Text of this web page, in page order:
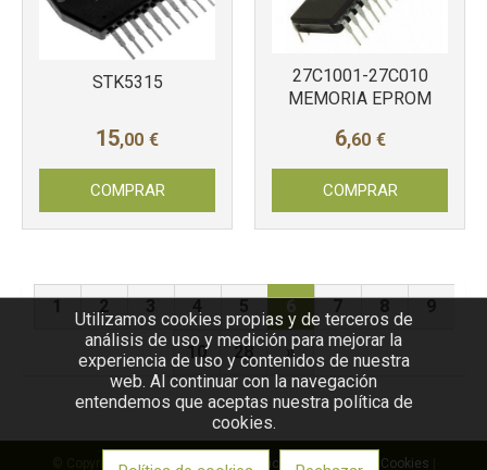
STK5315
15,00 €
COMPRAR
27C1001-27C010
MEMORIA EPROM
6,60 €
COMPRAR
6
10 28 »
© Copyright 2026 | Aviso legal | Política de privacidad Cookies
Utilizamos cookies propias y de terceros de
análisis de uso y medición para mejorar la
experiencia de uso y contenidos de nuestra
web. Al continuar con la navegación
entendemos que aceptas nuestra política de
cookies.